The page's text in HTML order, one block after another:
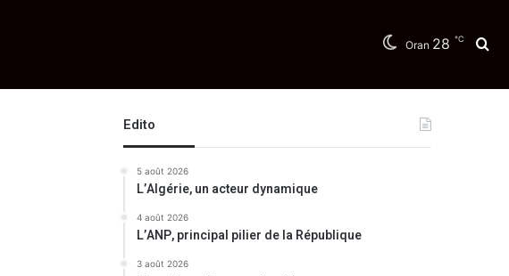
Oran 28 ℃
Edito
5 août 2026
L’Algérie, un acteur dynamique
4 août 2026
L’ANP, principal pilier de la République
3 août 2026